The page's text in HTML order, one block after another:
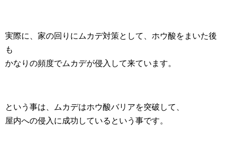
実際に、家の回りにムカデ対策として、ホウ酸をまいた後
も
かなりの頻度でムカデが侵入して来ています。
という事は、ムカデはホウ酸バリアを突破して、
屋内への侵入に成功しているという事です。